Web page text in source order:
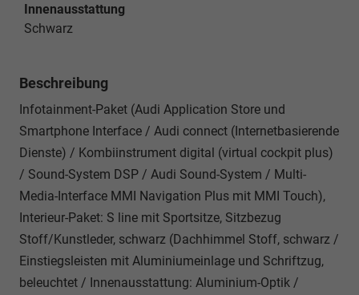
Innenausstattung
Schwarz
Beschreibung
Infotainment-Paket (Audi Application Store und
Smartphone Interface / Audi connect (Internetbasierende
Dienste) / Kombiinstrument digital (virtual cockpit plus)
/ Sound-System DSP / Audi Sound-System / Multi-
Media-Interface MMI Navigation Plus mit MMI Touch),
Interieur-Paket: S line mit Sportsitze, Sitzbezug
Stoff/Kunstleder, schwarz (Dachhimmel Stoff, schwarz /
Einstiegsleisten mit Aluminiumeinlage und Schriftzug,
beleuchtet / Innenausstattung: Aluminium-Optik /